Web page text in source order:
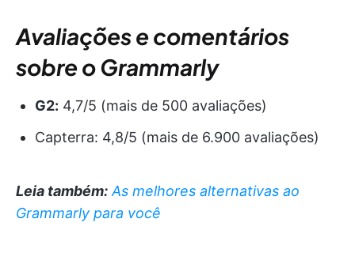
Avaliações e comentários
sobre o Grammarly
G2: 4,7/5 (mais de 500 avaliações)
Capterra: 4,8/5 (mais de 6.900 avaliações)
Leia também: As melhores alternativas ao
Grammarly para você